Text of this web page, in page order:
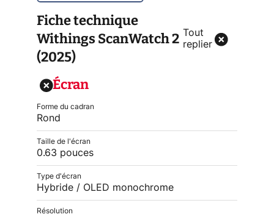
Fiche technique
Withings ScanWatch 2
(2025)
Tout
replier
Écran
Forme du cadran
Rond
Taille de l'écran
0.63 pouces
Type d'écran
Hybride / OLED monochrome
Résolution